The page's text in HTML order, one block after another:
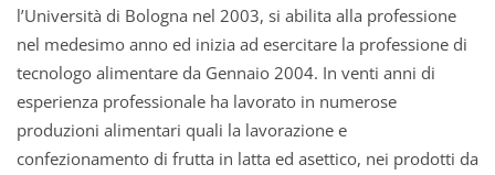
l’Università di Bologna nel 2003, si abilita alla professione
nel medesimo anno ed inizia ad esercitare la professione di
tecnologo alimentare da Gennaio 2004. In venti anni di
esperienza professionale ha lavorato in numerose
produzioni alimentari quali la lavorazione e
confezionamento di frutta in latta ed asettico, nei prodotti da